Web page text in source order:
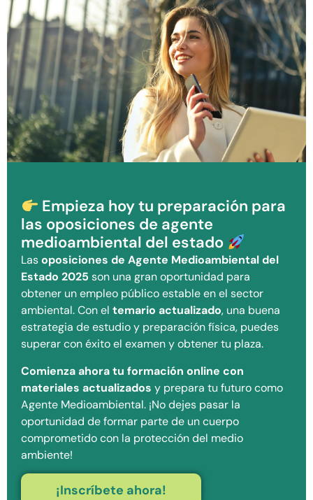
Empieza hoy tu preparación para
las oposiciones de agente
medioambiental del estado
Lasoposiciones de Agente Medioambiental del
Estado 2025 son una gran oportunidad para
obtener un empleo público estable en el sector
ambiental. Con el temario actualizado, una buena
estrategia de estudio y preparación física, puedes
superar con éxito el examen y obtener tu plaza.
Comienza ahora tu formación online con
materiales actualizados y prepara tu futuro como
Agente Medioambiental. ¡No dejes pasar la
oportunidad de formar parte de un cuerpo
comprometido con la protección del medio
ambiente!
¡Inscríbete ahora!